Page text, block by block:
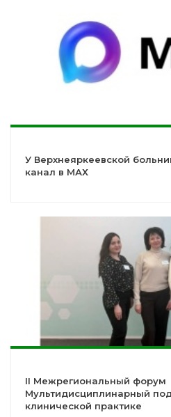
У Верхнеяркеевской
канал в МАХ
II Межрегиональный форум
Мультидисциплинарный
клинической практике